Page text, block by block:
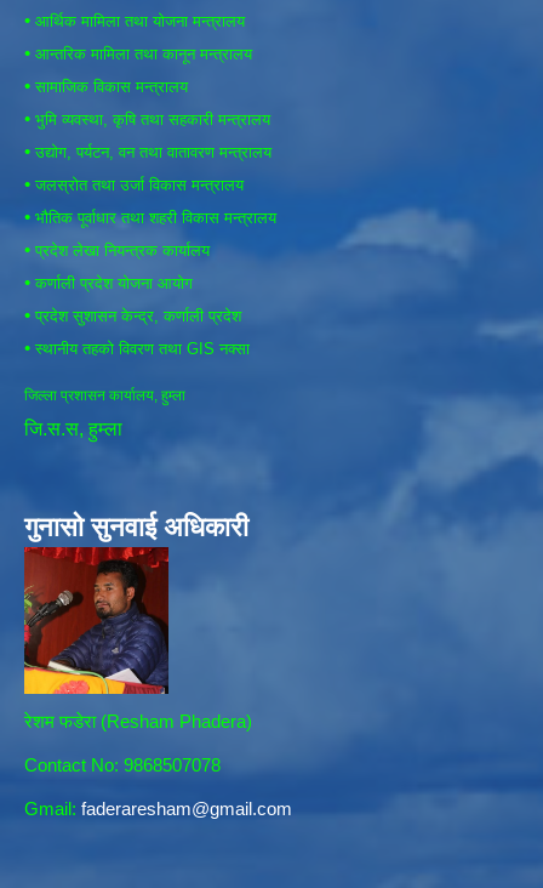
• आर्थिक मामिला तथा योजना मन्त्रालय
• आन्तरिक मामिला तथा कानून मन्त्रालय
• सामाजिक विकास मन्त्रालय
• भुमि व्यवस्था, कृषि तथा सहकारी मन्त्रालय
• उद्योग, पर्यटन, वन तथा वातावरण मन्त्रालय
• जलस्रोत तथा उर्जा विकास मन्त्रालय
• भौतिक पूर्वाधार तथा शहरी विकास मन्त्रालय
• प्रदेश लेखा नियन्त्रक कार्यालय
• कर्णाली प्रदेश योजना आयोग
• प्रदेश सुशासन केन्द्र, कर्णाली प्रदेश
• स्थानीय तहको विवरण तथा GIS नक्सा
जिल्ला प्रशासन कार्यालय, हुम्ला
जि.स.स, हुम्ला
गुनासो सुनवाई अधिकारी
रेशम फडेरा (Resham Phadera)
Contact No: 9868507078
Gmail: faderaresham@gmail.com